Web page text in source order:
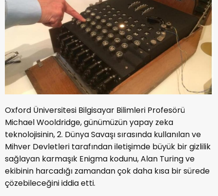
Oxford Üniversitesi Bilgisayar Bilimleri Profesörü
Michael Wooldridge, günümüzün yapay zeka
teknolojisinin, 2. Dünya Savaşı sırasında kullanılan ve
Mihver Devletleri tarafından iletişimde büyük bir gizlilik
sağlayan karmaşık Enigma kodunu, Alan Turing ve
ekibinin harcadığı zamandan çok daha kısa bir sürede
çözebileceğini iddia etti.